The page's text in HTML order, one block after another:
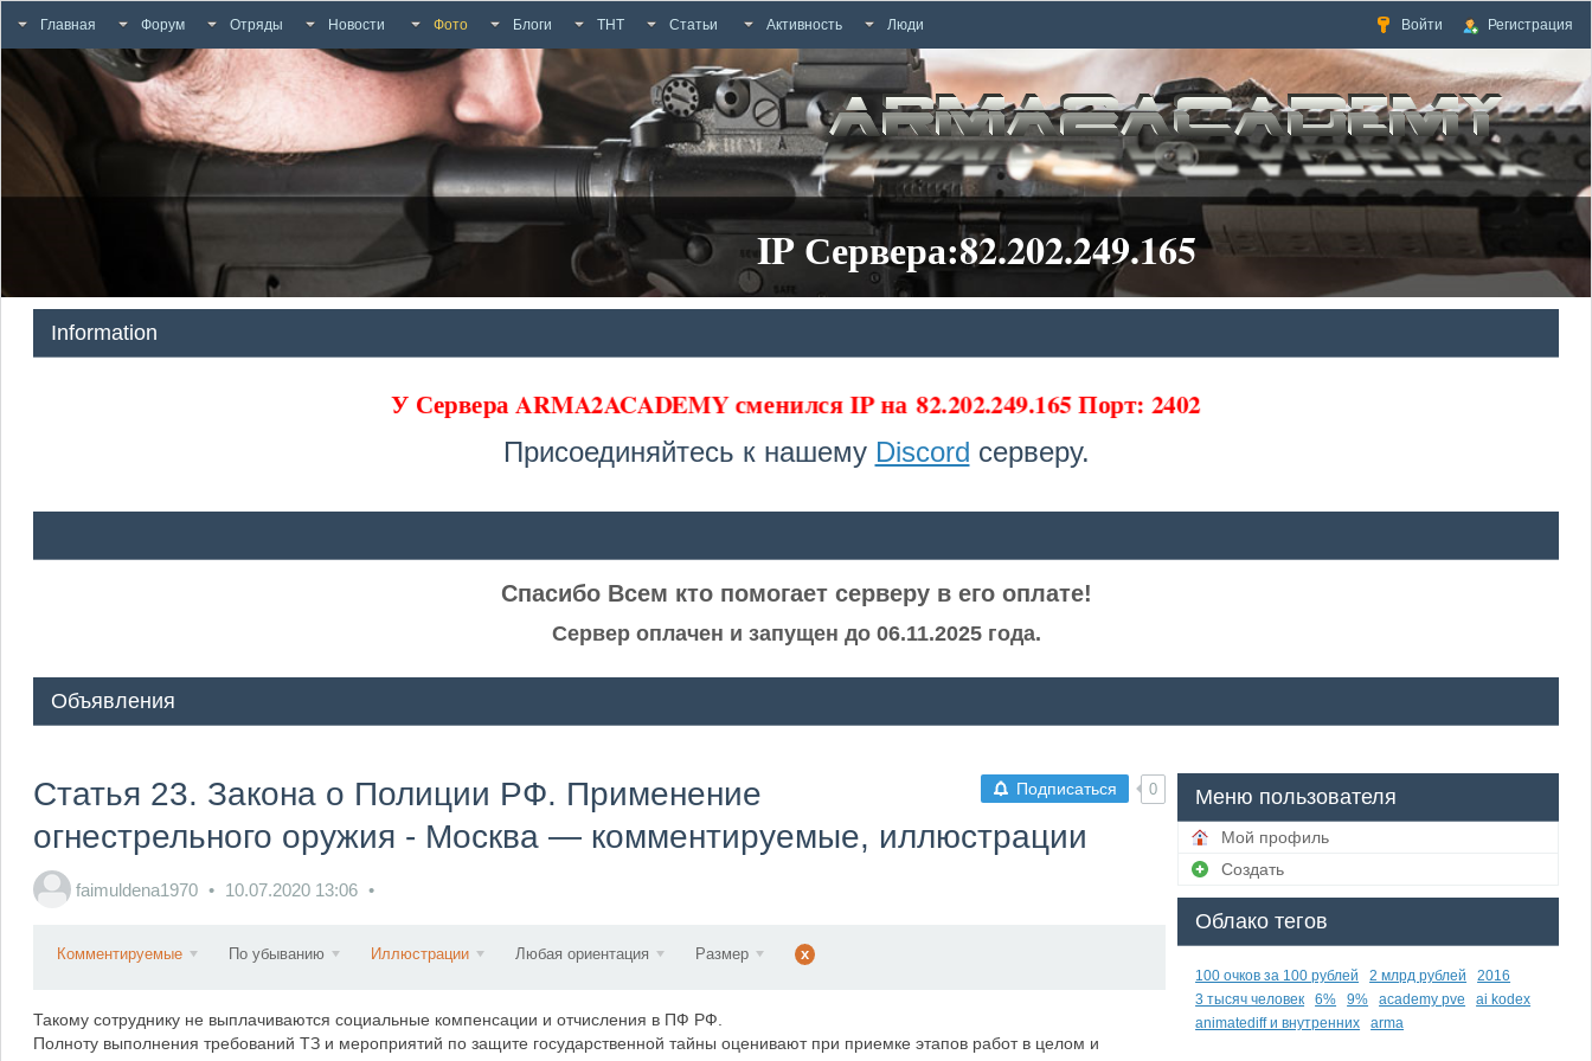
Главная Форум Отряды Новости Фото Блоги ТНТ Статьи Активность Люди Войти Регистрация
IP Сервера:82.202.249.165
Information
У Сервера ARMA2ACADEMY сменился IP на 82.202.249.165 Порт: 2402
Присоединяйтесь к нашему Discord серверу.
Спасибо Всем кто помогает серверу в его оплате!
Сервер оплачен и запущен до 06.11.2025 года.
Объявления
Подписаться 0
Статья 23. Закона о Полиции РФ. Применение
огнестрельного оружия - Москва — комментируемые, иллюстрации
faimuldena1970 10.07.2020 13:06
Комментируемые По убыванию Иллюстрации Любая ориентация Размер x
Такому сотруднику не выплачиваются социальные компенсации и отчисления в ПФ РФ.
Полноту выполнения требований ТЗ и мероприятий по защите государственной тайны оценивают при приемке этапов работ в целом и
Меню пользователя
Мой профиль
Создать
Облако тегов
100 очков за 100 рублей 2 млрд рублей
2016
3 тысяч человек
6% 9% academy pve
ai kodex
animatediff и внутренних
arma